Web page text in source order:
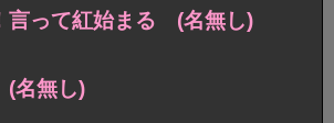
言って紅始まる (名無し)
(名無し)